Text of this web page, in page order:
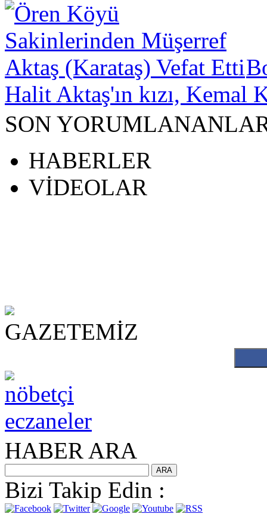
Halit Aktaş'ın kızı, Kemal
SON
HABERLER
VİDEOLAR
escortescort
GAZETEMİZ
HABER ARA
Bizi Takip Edin :